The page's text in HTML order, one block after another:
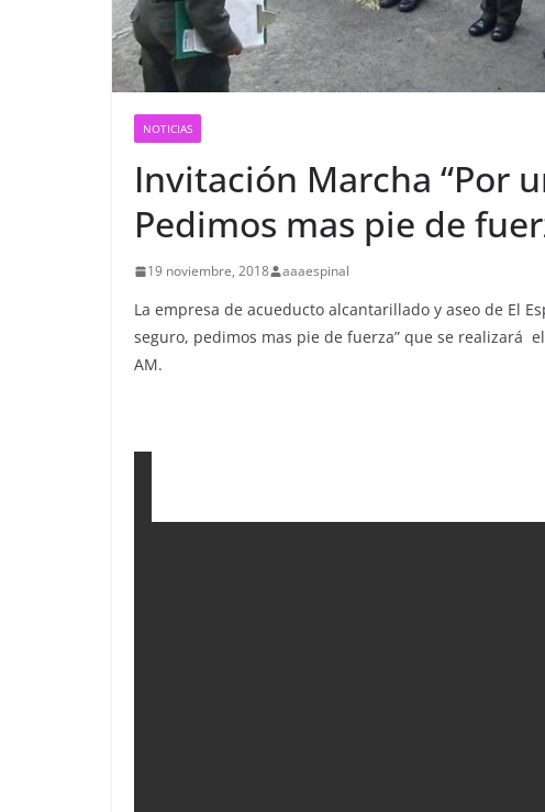
NOTICIAS
Invitación Marcha “Por
Pedimos mas pie de
19 noviembre, 2018 aaaespinal
La empresa de acueducto alcantarillado y aseo de El
seguro, pedimos mas pie de fuerza” que se realizará
AM.